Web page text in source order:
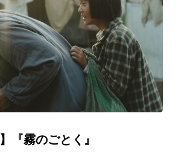
】『霧のごとく』